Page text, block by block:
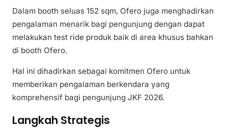
Dalam booth seluas 152 sqm, Ofero juga menghadirkan
pengalaman menarik bagi pengunjung dengan dapat
melakukan test ride produk baik di area khusus bahkan
di booth Ofero.
Hal ini dihadirkan sebagai komitmen Ofero untuk
memberikan pengalaman berkendara yang
komprehensif bagi pengunjung JKF 2026.
Langkah Strategis